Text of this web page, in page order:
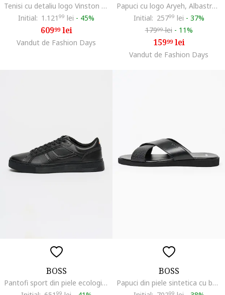
Tenisi cu detaliu logo Vinston Runn, Maro inchis
Initial: 1.121 99 lei - 45%
60999lei
Vandut de Fashion Days
Papuci cu logo Aryeh, Albastru pastel/Alb optic
Initial: 25799 lei - 37%
17999lei - 11%
15999lei
Vandut de Fashion Days
BOSS
Pantofi sport din piele ecologica cu logo discret Rhys, Negru
99
BOSS
Papuci din piele sintetica cu barete incrucisate Darrel, Negru
99